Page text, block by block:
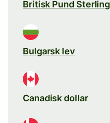
Britisk Pund Sterling
Bulgarsk lev
Canadisk dollar